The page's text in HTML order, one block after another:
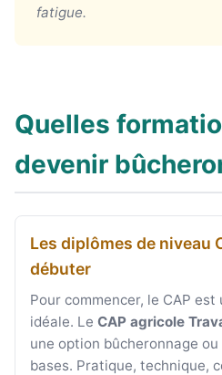
fatigue.
Quelles
devenir
Les diplômes de niveau
débuter
Pour commencer, le CAP est
idéale. Le CAP agricole
une option bûcheronnage
bases. Pratique, technique,